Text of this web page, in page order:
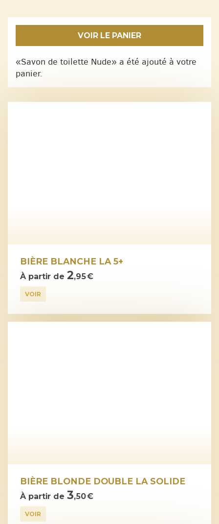
VOIR LE PANIER
«Savon de toilette Nude» a été ajouté à votre
panier.
BIÈRE BLANCHE LA 5+
À partir de 2,95 €
VOIR
BIÈRE BLONDE DOUBLE LA SOLIDE
À partir de 3,50 €
VOIR